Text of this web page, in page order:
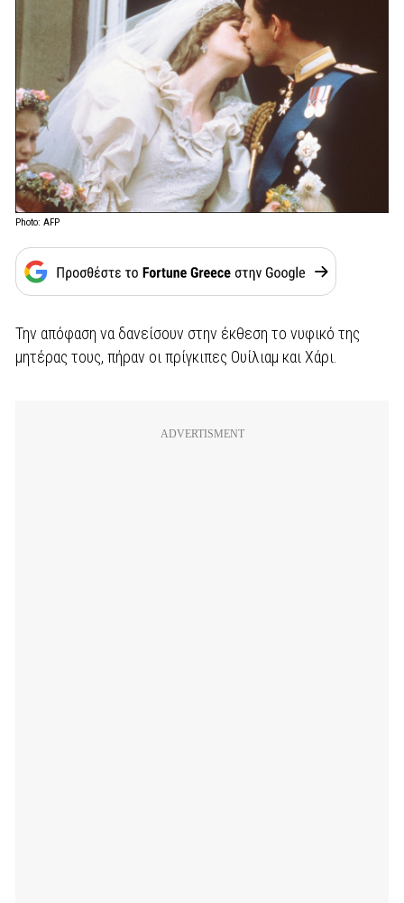
Photo: AFP
Την απόφαση να δανείσουν στην έκθεση το νυφικό της
μητέρας τους, πήραν οι πρίγκιπες Ουίλιαμ και Χάρι.